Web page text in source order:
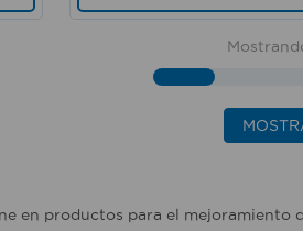
en productos para el